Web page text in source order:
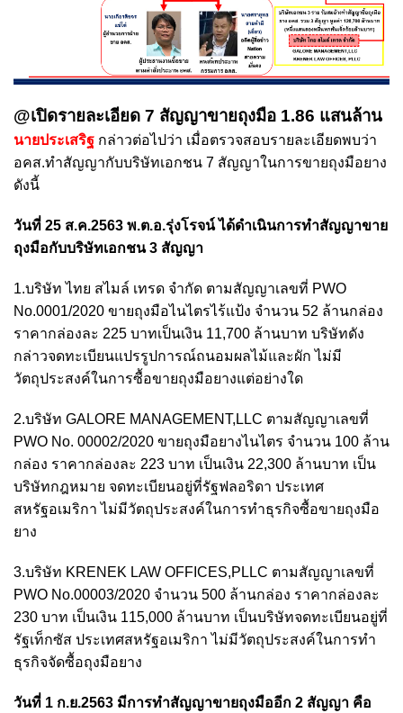
@เปิดรายละเอียด 7 สัญญาขายถุงมือ 1.86 แสนล้าน
นายประเสริฐ กล่าวต่อไปว่า เมื่อตรวจสอบรายละเอียดพบว่า
อคส.ทำสัญญากับบริษัทเอกชน 7 สัญญาในการขายถุงมือยาง
ดังนี้
วันที่ 25 ส.ค.2563 พ.ต.อ.รุ่งโรจน์ ได้ดำเนินการทำสัญญาขาย
ถุงมือกับบริษัทเอกชน 3 สัญญา
1.บริษัท ไทย สไมล์ เทรด จำกัด ตามสัญญาเลขที่ PWO
No.0001/2020 ขายถุงมือไนไตรไร้แป้ง จำนวน 52 ล้านกล่อง
ราคากล่องละ 225 บาทเป็นเงิน 11,700 ล้านบาท บริษัทดัง
กล่าวจดทะเบียนแปรรูปการณ์ถนอมผลไม้และผัก ไม่มี
วัตถุประสงค์ในการซื้อขายถุงมือยางแต่อย่างใด
2.บริษัท GALORE MANAGEMENT,LLC ตามสัญญาเลขที่
PWO No. 00002/2020 ขายถุงมือยางไนไตร จำนวน 100 ล้าน
กล่อง ราคากล่องละ 223 บาท เป็นเงิน 22,300 ล้านบาท เป็น
บริษัทกฎหมาย จดทะเบียนอยู่ที่รัฐฟลอริดา ประเทศ
สหรัฐอเมริกา ไม่มีวัตถุประสงค์ในการทำธุรกิจซื้อขายถุงมือ
ยาง
3.บริษัท KRENEK LAW OFFICES,PLLC ตามสัญญาเลขที่
PWO No.00003/2020 จำนวน 500 ล้านกล่อง ราคากล่องละ
230 บาท เป็นเงิน 115,000 ล้านบาท เป็นบริษัทจดทะเบียนอยู่ที่
รัฐเท็กซัส ประเทศสหรัฐอเมริกา ไม่มีวัตถุประสงค์ในการทำ
ธุรกิจจัดซื้อถุงมือยาง
วันที่ 1 ก.ย.2563 มีการทำสัญญาขายถุงมืออีก 2 สัญญา คือ